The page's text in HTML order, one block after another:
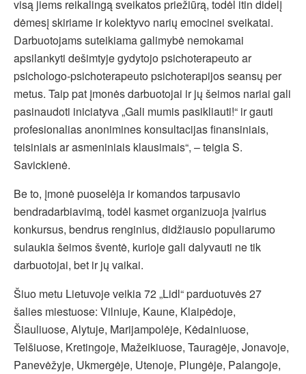
visą jiems reikalingą sveikatos priežiūrą, todėl itin didelį
dėmesį skiriame ir kolektyvo narių emocinei sveikatai.
Darbuotojams suteikiama galimybė nemokamai
apsilankyti dešimtyje gydytojo psichoterapeuto ar
psichologo-psichoterapeuto psichoterapijos seansų per
metus. Taip pat įmonės darbuotojai ir jų šeimos nariai gali
pasinaudoti iniciatyva „Gali mumis pasikliauti!“ ir gauti
profesionalias anonimines konsultacijas finansiniais,
teisiniais ar asmeniniais klausimais“, – teigia S.
Savickienė.
Be to, įmonė puoselėja ir komandos tarpusavio
bendradarbiavimą, todėl kasmet organizuoja įvairius
konkursus, bendrus renginius, didžiausio populiarumo
sulaukia šeimos šventė, kurioje gali dalyvauti ne tik
darbuotojai, bet ir jų vaikai.
Šiuo metu Lietuvoje veikia 72 „Lidl“ parduotuvės 27
šalies miestuose: Vilniuje, Kaune, Klaipėdoje,
Šiauliuose, Alytuje, Marijampolėje, Kėdainiuose,
Telšiuose, Kretingoje, Mažeikiuose, Tauragėje, Jonavoje,
Panevėžyje, Ukmergėje, Utenoje, Plungėje, Palangoje,